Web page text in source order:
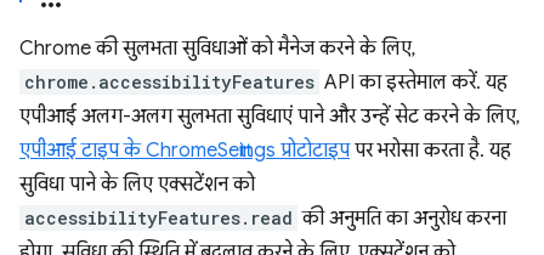
Chrome की सुलभता सुविधाओं को मैनेज करने के लिए,
chrome.accessibilityFeatures API का इस्तेमाल करें. यह
एपीआई अलग-अलग सुलभता सुविधाएं पाने और उन्हें सेट करने के लिए,
एपीआई टाइप के ChromeSettings प्रोटोटाइपपर भरोसा करता है. यह
सुविधा पाने के लिए एक्सटेंशन को
accessibilityFeatures.read की अनुमति का अनुरोध करना